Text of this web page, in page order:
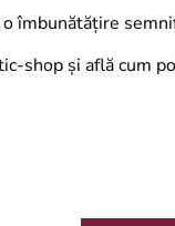
îmbunătățire
shop și află cum